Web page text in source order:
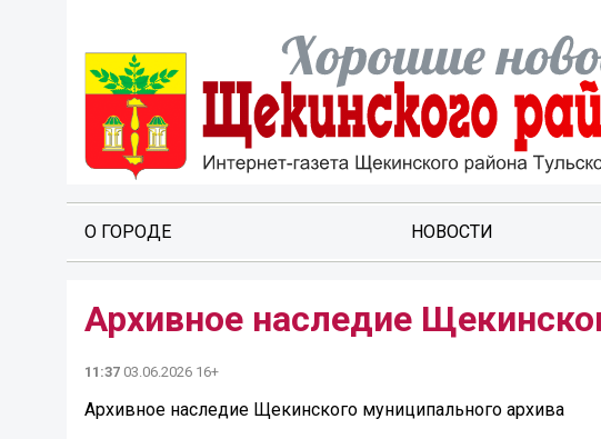
О ГОРОДЕ НОВОСТИ
Архивное наследие
11:37 03.06.2026 16+
Архивное наследие Щекинского муниципального архива